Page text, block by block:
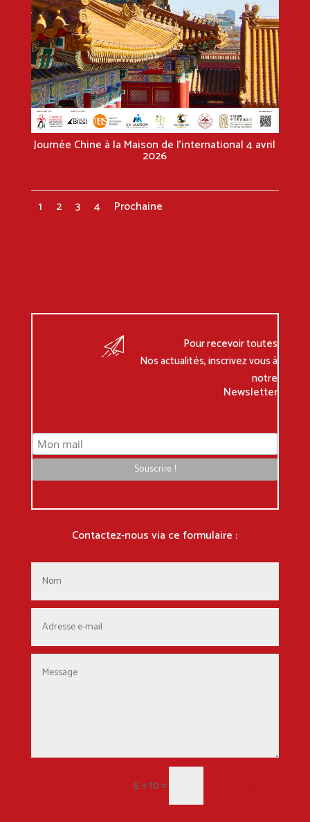
Journée Chine à la Maison de l’international 4 avril
2026
1 2 3 4 Prochaine
Pour recevoir toutes
Nos actualités, inscrivez vous à
notre
Newsletter
Contactez-nous via ce formulaire :
5 + 10=